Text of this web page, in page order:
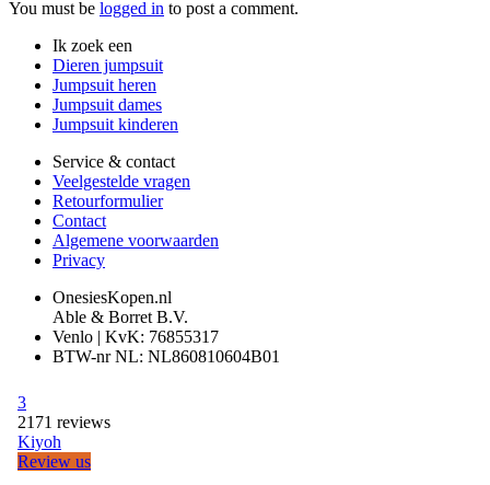
You must be logged in to post a comment.
Ik zoek een
Dieren jumpsuit
Jumpsuit heren
Jumpsuit dames
Jumpsuit kinderen
Service & contact
Veelgestelde vragen
Retourformulier
Contact
Algemene voorwaarden
Privacy
OnesiesKopen.nl
Able & Borret B.V.
Venlo | KvK: 76855317
BTW-nr NL: NL860810604B01